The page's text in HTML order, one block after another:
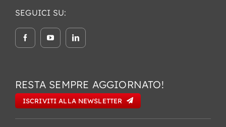
SEGUICI SU:
RESTA SEMPRE AGGIORNATO!
ISCRIVITI ALLA NEWSLETTER